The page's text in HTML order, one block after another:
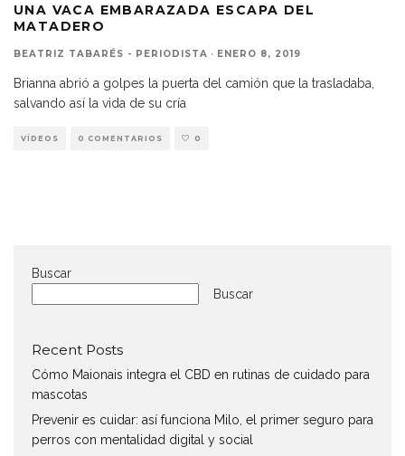
UNA VACA EMBARAZADA ESCAPA DEL
MATADERO
BEATRIZ TABARÉS - PERIODISTA · ENERO 8, 2019
Brianna abrió a golpes la puerta del camión que la trasladaba,
salvando así la vida de su cría
VÍDEOS 0 COMENTARIOS 0
Buscar
Buscar
Recent Posts
Cómo Maionais integra el CBD en rutinas de cuidado para
mascotas
Prevenir es cuidar: así funciona Milo, el primer seguro para
perros con mentalidad digital y social